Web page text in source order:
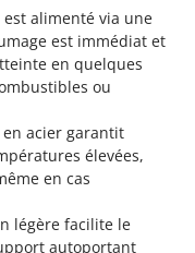
tracteur
est alimenté via une
est immédiat et
en quelques
ou
acier garantit
élevées,
en cas
légère facilite le
autoportant